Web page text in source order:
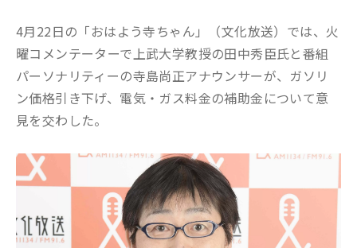
4月22日の「おはよう寺ちゃん」（文化放送）では、火
曜コメンテーターで上武大学教授の田中秀臣氏と番組
パーソナリティーの寺島尚正アナウンサーが、ガソリ
ン価格引き下げ、電気・ガス料金の補助金について意
見を交わした。